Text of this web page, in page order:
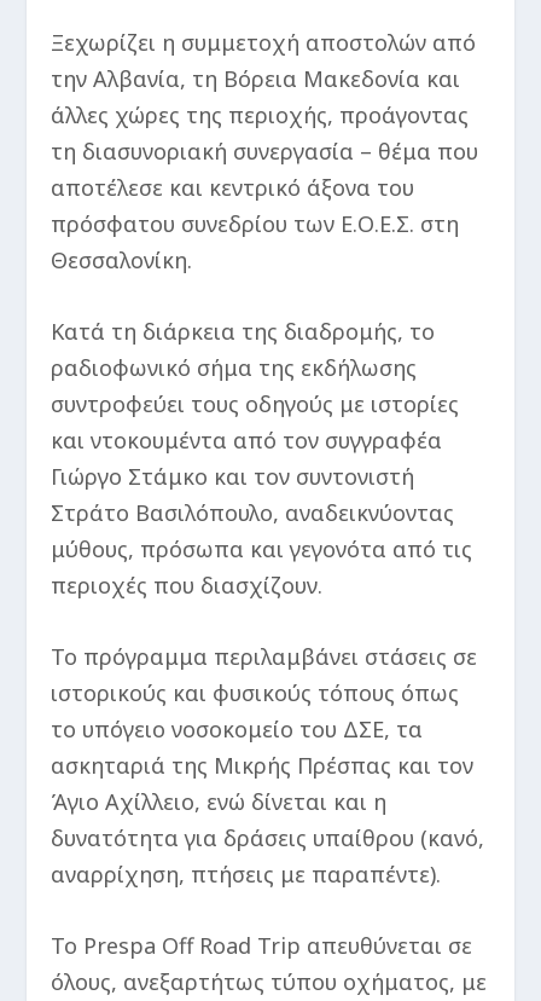
Ξεχωρίζει η συμμετοχή αποστολών από
την Αλβανία, τη Βόρεια Μακεδονία και
άλλες χώρες της περιοχής, προάγοντας
τη διασυνοριακή συνεργασία – θέμα που
αποτέλεσε και κεντρικό άξονα του
πρόσφατου συνεδρίου των Ε.Ο.Ε.Σ. στη
Θεσσαλονίκη.
Κατά τη διάρκεια της διαδρομής, το
ραδιοφωνικό σήμα της εκδήλωσης
συντροφεύει τους οδηγούς με ιστορίες
και ντοκουμέντα από τον συγγραφέα
Γιώργο Στάμκο και τον συντονιστή
Στράτο Βασιλόπουλο, αναδεικνύοντας
μύθους, πρόσωπα και γεγονότα από τις
περιοχές που διασχίζουν.
Το πρόγραμμα περιλαμβάνει στάσεις σε
ιστορικούς και φυσικούς τόπους όπως
το υπόγειο νοσοκομείο του ΔΣΕ, τα
ασκηταριά της Μικρής Πρέσπας και τον
Άγιο Αχίλλειο, ενώ δίνεται και η
δυνατότητα για δράσεις υπαίθρου (κανό,
αναρρίχηση, πτήσεις με παραπέντε).
Το Prespa Off Road Trip απευθύνεται σε
όλους, ανεξαρτήτως τύπου οχήματος, με